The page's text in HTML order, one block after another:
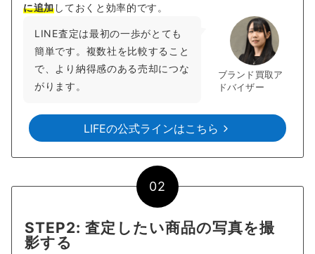
に追加しておくと効率的です。
ブランド買取ア
ドバイザー
LINE査定は最初の一歩がとても
簡単です。複数社を比較すること
で、より納得感のある売却につな
がります。
LIFEの公式ラインはこちら
02
STEP2: 査定したい商品の写真を撮
影する